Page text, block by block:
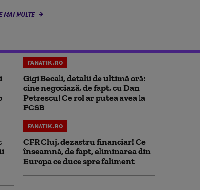
MAI MULTE
FANATIK.RO
Gigi Becali, detalii de ultimă oră:
cine negociază, de fapt, cu Dan
Petrescu! Ce rol ar putea avea la
FCSB
FANATIK.RO
CFR Cluj, dezastru financiar! Ce
înseamnă, de fapt, eliminarea din
Europa ce duce spre faliment